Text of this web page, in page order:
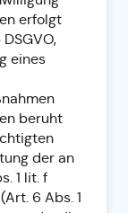
erfolgt
eines
beruht
der an
1 lit. f
6 Abs. 1